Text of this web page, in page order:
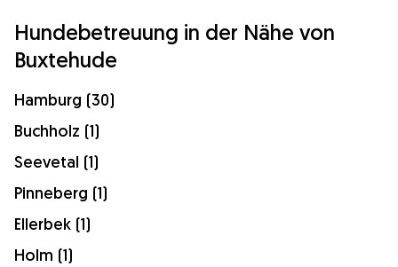
Hundebetreuung in der Nähe von
Buxtehude
Hamburg (30)
Buchholz (1)
Seevetal (1)
Pinneberg (1)
Ellerbek (1)
Holm (1)